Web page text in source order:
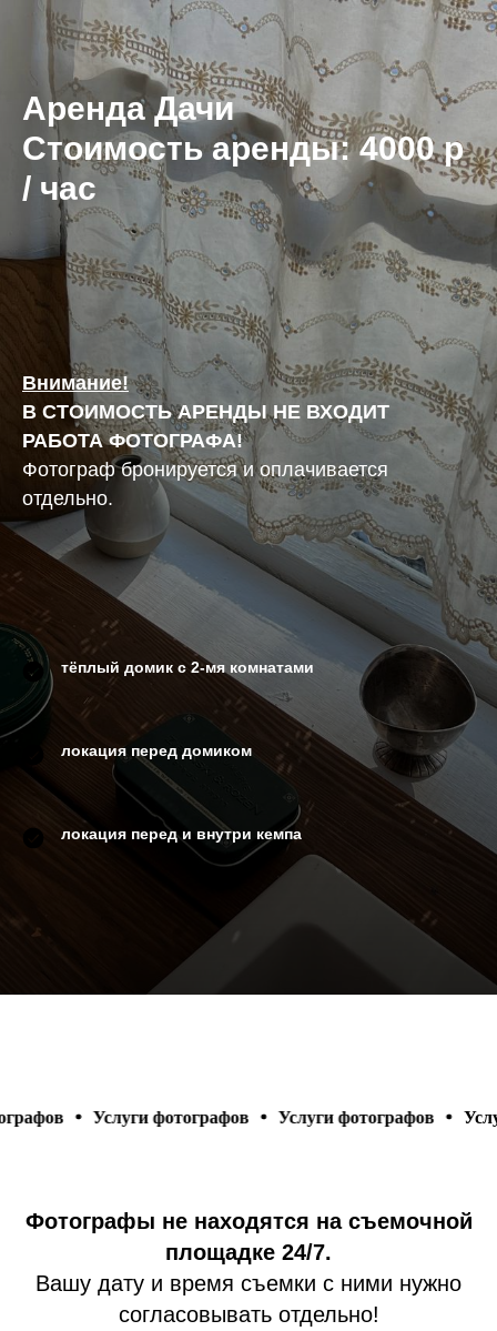
Аренда Дачи
Стоимость аренды: 4000 р
/ час
Внимание!
В СТОИМОСТЬ АРЕНДЫ НЕ ВХОДИТ
РАБОТА ФОТОГРАФА!
Фотограф бронируется и оплачивается
отдельно.
тёплый домик с 2-мя комнатами
локация перед домиком
локация перед и внутри кемпа
Услуги фотографов Услуги фотографов Услуги
Фотографы не находятся на съемочной
площадке 24/7.
Вашу дату и время съемки с ними нужно
согласовывать отдельно!